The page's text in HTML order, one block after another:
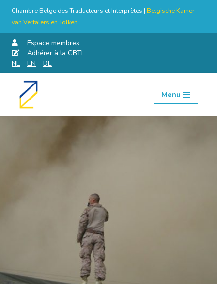
Chambre Belge des Traducteurs et Interprètes | Belgische Kamer
van Vertalers en Tolken
Espace membres
Adhérer à la CBTI
NL
EN DE
Aller
Menu